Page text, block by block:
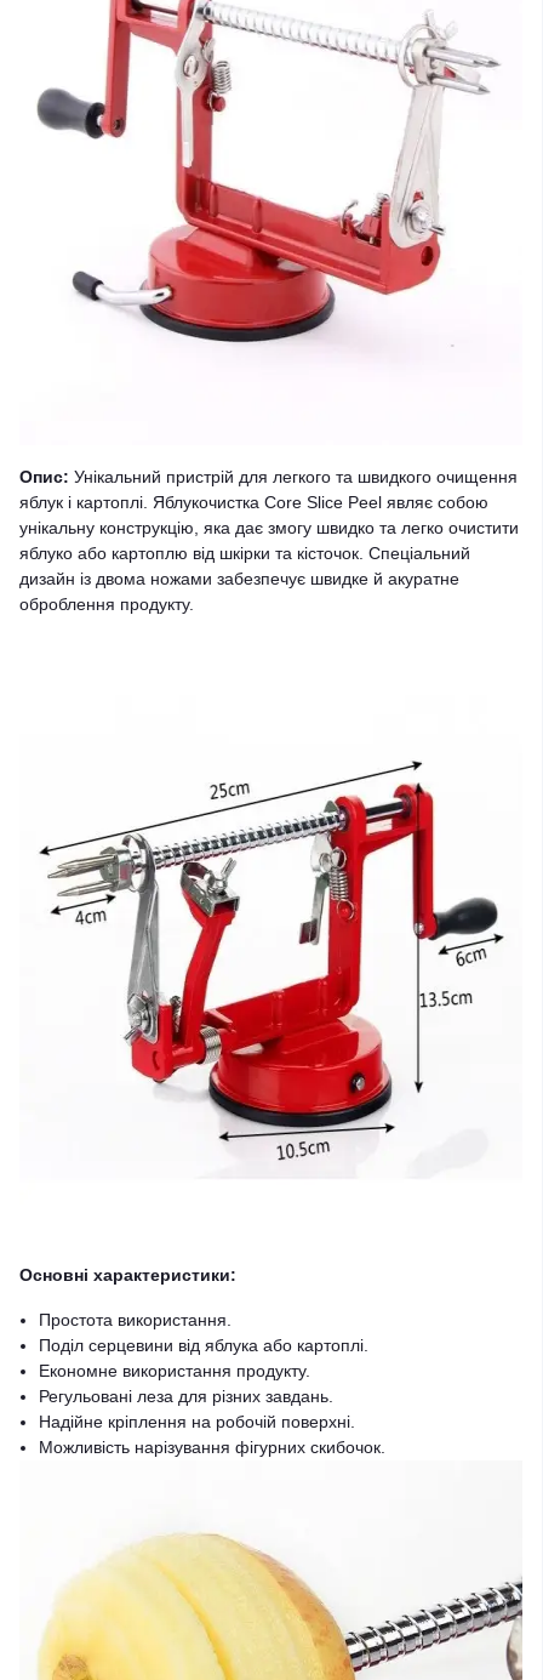
Опис: Унікальний пристрій для легкого та швидкого очищення
яблук і картоплі. Яблукочистка Core Slice Peel являє собою
унікальну конструкцію, яка дає змогу швидко та легко очистити
яблуко або картоплю від шкірки та кісточок. Спеціальний
дизайн із двома ножами забезпечує швидке й акуратне
оброблення продукту.
Основні характеристики:
Простота використання.
Поділ серцевини від яблука або картоплі.
Економне використання продукту.
Регульовані леза для різних завдань.
Надійне кріплення на робочій поверхні.
Можливість нарізування фігурних скибочок.